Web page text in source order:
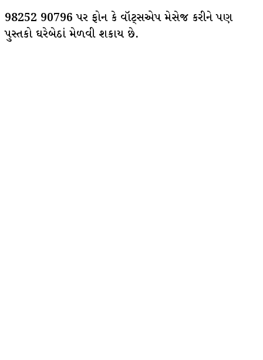
98252 90796 પર ફોન કે વૉટ્સએપ મેસેજ કરીને પણ
પુસ્તકો ઘરેબેઠાં મેળવી શકાય છે.